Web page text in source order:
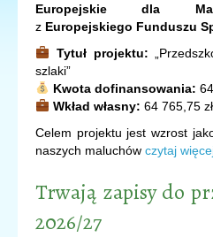
Europejskie dla
z Europejskiego Funduszu
Tytuł projektu:
szlaki”
Kwota dofinansowania:
Wkład własny: 64 765,75 zł
Celem projektu jest wzrost
naszych maluchów czytaj
Trwają zapisy do
2026/27